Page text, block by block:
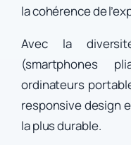
la cohérence de
Avec la
(smartphones
ordinateurs
responsive design
la plus durable.